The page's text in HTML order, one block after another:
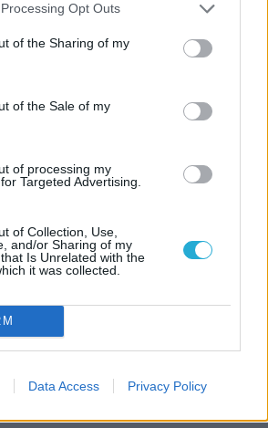
Opt Outs
of the Sharing of my
of the Sale of my
of processing my
Targeted Advertising.
of Collection, Use,
and/or Sharing of my
Is Unrelated with the
it was collected.
Data Access Privacy Policy